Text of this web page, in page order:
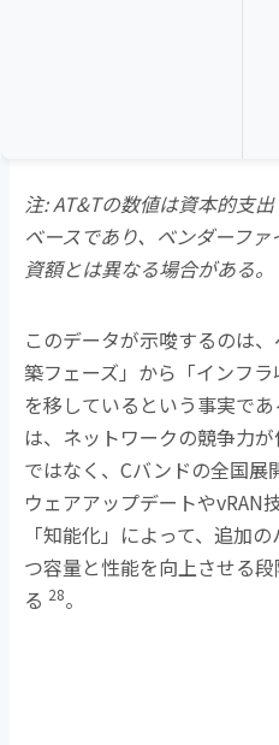
注: AT&Tの数値は資本的支
ベースであり、ベンダーフ
資額とは異なる場合がある。
このデータが示唆するのは
築フェーズ」から「インフ
を移しているという事実であ
は、ネットワークの競争力
ではなく、Cバンドの全国展
ウェアアップデートやvRAN
「知能化」によって、追加
つ容量と性能を向上させる
る 28。